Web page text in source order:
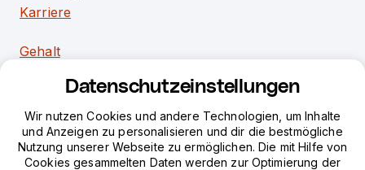
Karriere
Gehalt
Stellenbeschreibung
Erfahrungsberichte
Datenschutzeinstellungen
Wir nutzen Cookies und andere Technologien, um Inhalte
und Anzeigen zu personalisieren und dir die bestmögliche
Nutzung unserer Webseite zu ermöglichen. Die mit Hilfe von
Cookies gesammelten Daten werden zur Optimierung der